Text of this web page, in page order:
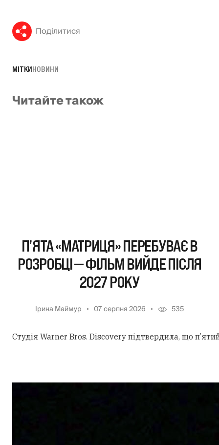
Поділитися
МІТКИНОВИНИ
Читайте також
П’ЯТА «МАТРИЦЯ» ПЕРЕБУВАЄ В
РОЗРОБЦІ — ФІЛЬМ ВИЙДЕ ПІСЛЯ
2027 РОКУ
Ірина Маймур 07 серпня 2026 535
Студія Warner Bros. Discovery підтвердила, що